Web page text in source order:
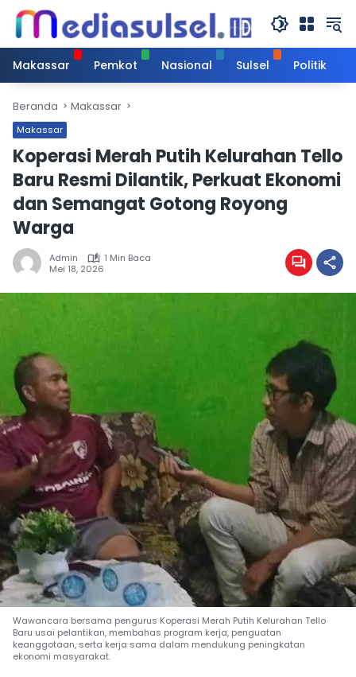
Langsung
konten
Makassar
Pemkot Nasional Sulsel Politik
Beranda Makassar
Makassar
Koperasi Merah Putih Kelurahan Tello
Baru Resmi Dilantik, Perkuat Ekonomi
dan Semangat Gotong Royong
Warga
Admin
1 Min Baca
Mei 18, 2026
Wawancara bersama pengurus Koperasi Merah Putih Kelurahan Tello
Baru usai pelantikan, membahas program kerja, penguatan
keanggotaan, serta kerja sama dalam mendukung peningkatan
ekonomi masyarakat.